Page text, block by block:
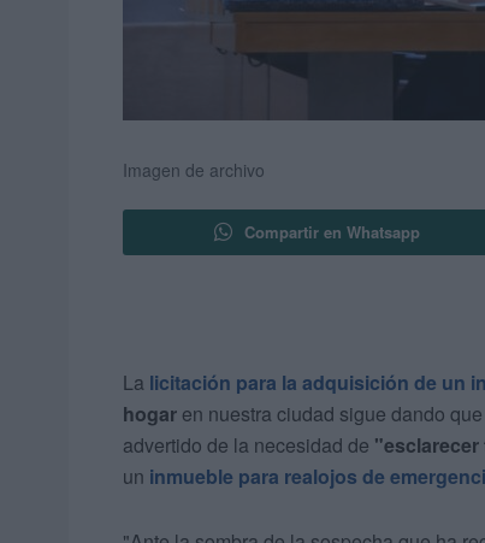
Imagen de archivo
Compartir en Whatsapp
La licitación para la adquisición de un
hogar en nuestra ciudad sigue dando
advertido de la necesidad de
un inmueble para realojos de